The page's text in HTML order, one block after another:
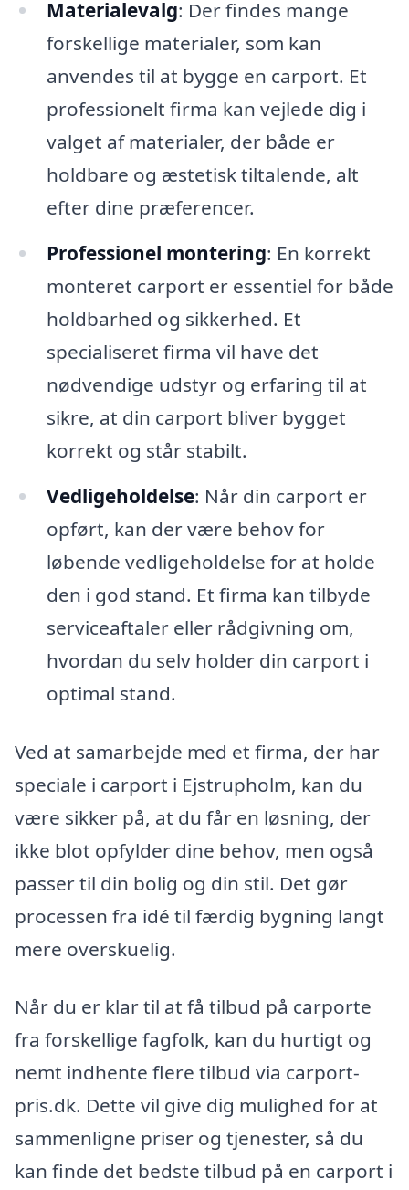
Materialevalg: Der findes mange
forskellige materialer, som kan
anvendes til at bygge en carport. Et
professionelt firma kan vejlede dig i
valget af materialer, der både er
holdbare og æstetisk tiltalende, alt
efter dine præferencer.
Professionel montering: En korrekt
monteret carport er essentiel for både
holdbarhed og sikkerhed. Et
specialiseret firma vil have det
nødvendige udstyr og erfaring til at
sikre, at din carport bliver bygget
korrekt og står stabilt.
Vedligeholdelse: Når din carport er
opført, kan der være behov for
løbende vedligeholdelse for at holde
den i god stand. Et firma kan tilbyde
serviceaftaler eller rådgivning om,
hvordan du selv holder din carport i
optimal stand.
Ved at samarbejde med et firma, der har
speciale i carport i Ejstrupholm, kan du
være sikker på, at du får en løsning, der
ikke blot opfylder dine behov, men også
passer til din bolig og din stil. Det gør
processen fra idé til færdig bygning langt
mere overskuelig.
Når du er klar til at få tilbud på carporte
fra forskellige fagfolk, kan du hurtigt og
nemt indhente flere tilbud via carport-
pris.dk. Dette vil give dig mulighed for at
sammenligne priser og tjenester, så du
kan finde det bedste tilbud på en carport i